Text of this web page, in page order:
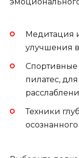
Медитация
улучшения
Спортивные
пилатес,
Техники